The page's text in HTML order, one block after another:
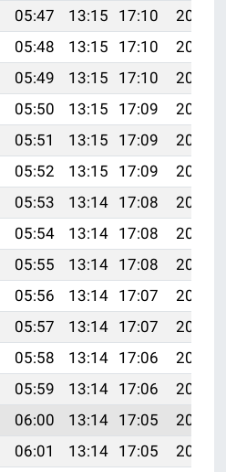
05:47 13:15 17:10
20:32
05:48 13:15 17:10
20:31
05:49 13:15 17:10
20:30
05:50 13:15 17:09
20:29
05:51 13:15 17:09
20:28
05:52 13:15 17:09
20:27
05:53 13:14 17:08
20:26
05:54 13:14 17:08
20:25
05:55 13:14 17:08
20:24
05:56 13:14 17:07
20:23
05:57 13:14 17:07
20:22
05:58 13:14 17:06
20:20
05:59 13:14 17:06
20:19
06:00 13:14 17:05
20:18
06:01 13:14 17:05
20:17